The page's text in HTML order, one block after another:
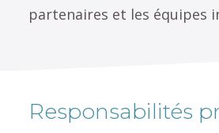
partenaires et les équipes
Responsabilités